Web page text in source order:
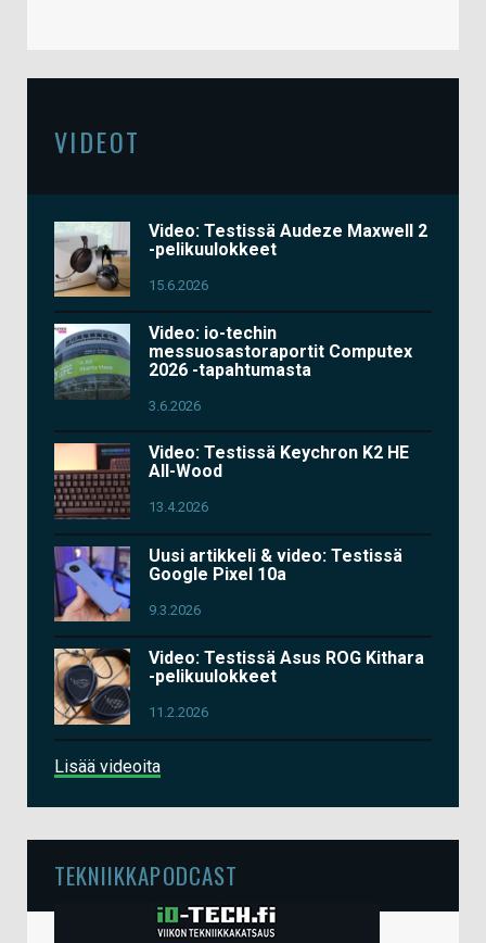
VIDEOT
Video: Testissä Audeze Maxwell 2
-pelikuulokkeet
15.6.2026
Video: io-techin
messuosastoraportit Computex
2026 -tapahtumasta
3.6.2026
Video: Testissä Keychron K2 HE
All-Wood
13.4.2026
Uusi artikkeli & video: Testissä
Google Pixel 10a
9.3.2026
Video: Testissä Asus ROG Kithara
-pelikuulokkeet
11.2.2026
Lisää videoita
TEKNIIKKAPODCAST